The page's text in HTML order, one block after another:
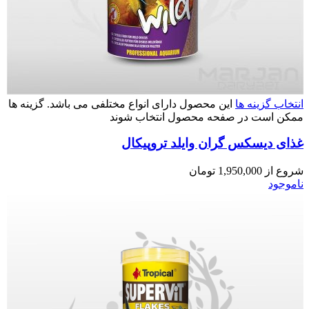
انتخاب گزینه ها این محصول دارای انواع مختلفی می باشد. گزینه ها
ممکن است در صفحه محصول انتخاب شوند
غذای دیسکس گران وایلد تروپیکال
شروع از 1,950,000 تومان
ناموجود